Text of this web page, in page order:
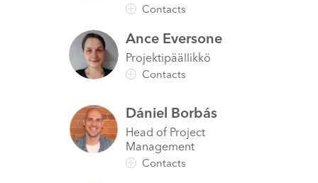
AnceEversone
Projektipäällikkö
Dániel Borbás
Head of Project
Management